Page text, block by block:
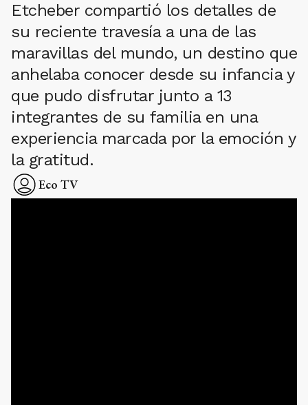
Etcheber compartió los detalles de
su reciente travesía a una de las
maravillas del mundo, un destino que
anhelaba conocer desde su infancia y
que pudo disfrutar junto a 13
integrantes de su familia en una
experiencia marcada por la emoción y
la gratitud.
Eco TV